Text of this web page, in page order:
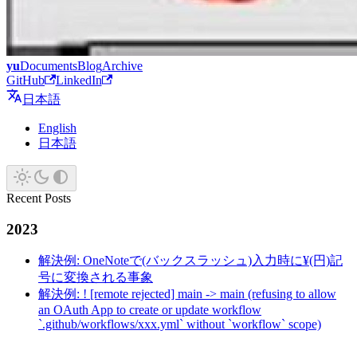
yuDocumentsBlogArchive
GitHub
LinkedIn
日本語
English
日本語
Recent Posts
2023
解決例: OneNoteで(バックスラッシュ)入力時に¥(円)記
号に変換される事象
解決例: ! [remote rejected] main -> main (refusing to allow
an OAuth App to create or update workflow
`.github/workflows/xxx.yml` without `workflow` scope)